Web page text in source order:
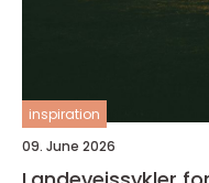
inspiration
09. June 2026